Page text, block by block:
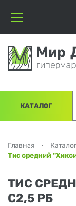
КАТАЛОГ
Главная Каталог
Тис средний
ТИС
С2,5 РБ